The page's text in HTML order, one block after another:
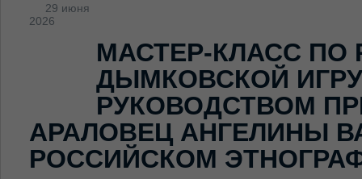
29 июня
2026
МАСТЕР-КЛАСС ПО
ДЫМКОВСКОЙ
РУКОВОДСТВОМ
АРАЛОВЕЦ АНГЕЛИНЫ
РОССИЙСКОМ